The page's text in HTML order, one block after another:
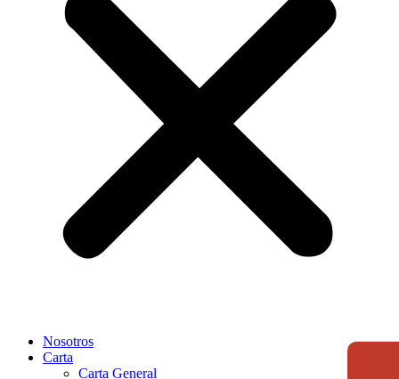
Nosotros
Carta
Carta General